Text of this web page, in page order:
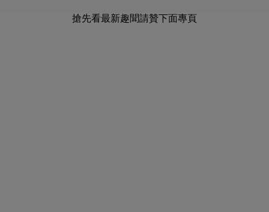
搶先看最新趣聞請贊下面專頁